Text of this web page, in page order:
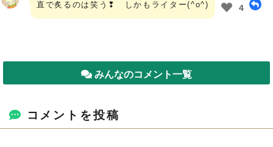
直で炙るのは笑う❢ しかもライター(^o^) 4
みんなのコメント一覧
コメントを投稿